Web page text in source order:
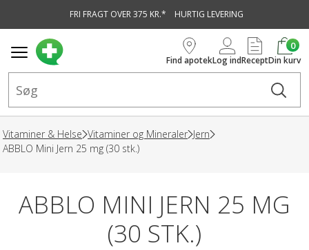
FRI FRAGT OVER 375 KR.* HURTIG LEVERING
Find apotekLog indRecept
0
Din kurv
Vitaminer & Helse Vitaminer og Mineraler Jern
ABBLO Mini Jern 25 mg (30 stk.)
ABBLO MINI JERN 25 MG
(30 STK.)